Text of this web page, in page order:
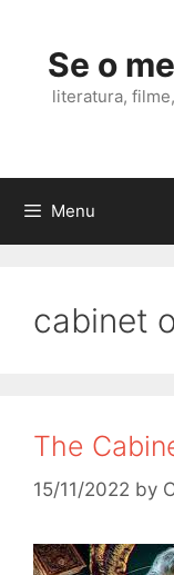
contentSe o
literatura,
Menu
cabinet
The
15/11/2022 by